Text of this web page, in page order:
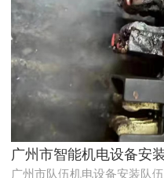
天河配电房预
广州市队伍机电设备安装队